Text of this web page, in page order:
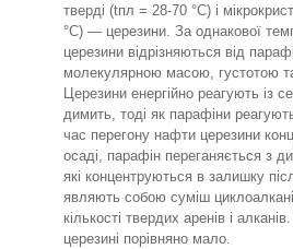
тверді (tпл = 28-70 °C) і
°C) — церезини. За однакової
церезини відрізняються від
молекулярною масою, густотою
Церезини енергійно реагують із
димить, тоді як парафіни
час перегону нафти церезини
осаді, парафін переганяється з
які концентруються в залишку
являють собою суміш
кількості твердих аренів і
церезині порівняно мало.